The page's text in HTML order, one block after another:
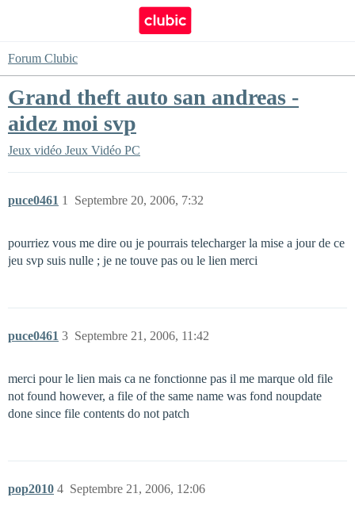
Forum Clubic
Grand theft auto san andreas -
aidez moi svp
Jeux vidéo Jeux Vidéo PC
puce0461 Septembre 20, 2006, 7:32
1
pourriez vous me dire ou je pourrais telecharger la mise a jour de ce
jeu svp suis nulle ; je ne touve pas ou le lien merci
puce0461 Septembre 21, 2006, 11:42
3
merci pour le lien mais ca ne fonctionne pas il me marque old file
not found however, a file of the same name was fond noupdate
done since file contents do not patch
pop2010 Septembre 21, 2006, 12:06
4